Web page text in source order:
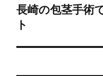
ゲ
ー
シ
次
の
稿:
長崎の包茎手術
ト